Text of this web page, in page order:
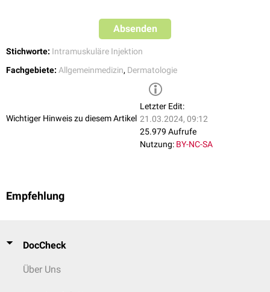
Absenden
Stichworte: Intramuskuläre Injektion
Fachgebiete: Allgemeinmedizin, Dermatologie
Wichtiger Hinweis zu diesem Artikel
Letzter Edit:
21.03.2024, 09:12
25.979 Aufrufe
Nutzung: BY-NC-SA
Empfehlung
DocCheck
Über Uns